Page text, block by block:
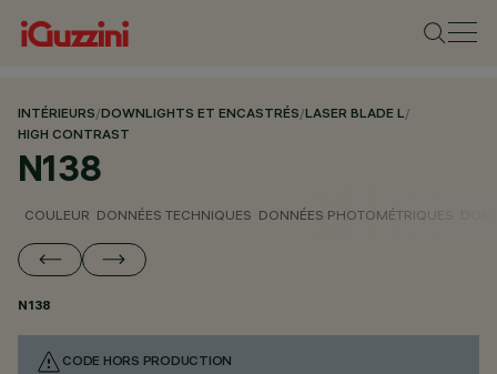
INTÉRIEURS/DOWNLIGHTS ET ENCASTRÉS/LASER BLADE L/
HIGH CONTRAST
N138
COULEUR DONNÉES TECHNIQUES DONNÉES PHOTOMÉTRIQUES
N138
CODE HORS PRODUCTION